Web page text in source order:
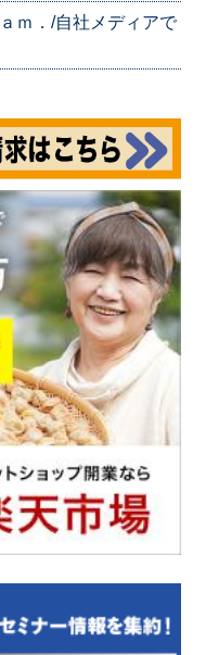
ｍ．/自社メディアで